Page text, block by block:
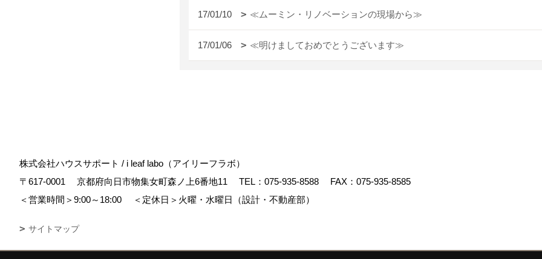
17/01/10 ≪ムーミン・リノベーションの現場から≫
17/01/06 ≪明けましておめでとうございます≫
株式会社ハウスサポート / i leaf labo（アイリーフラボ）
〒617-0001
京都府向日市物集女町森ノ上6番地11 TEL： 075-935-8588
FAX：075-935-8585
＜営業時間＞9:00～18:00
＜定休日＞火曜・水曜日（設計・不動産部）
サイトマップ